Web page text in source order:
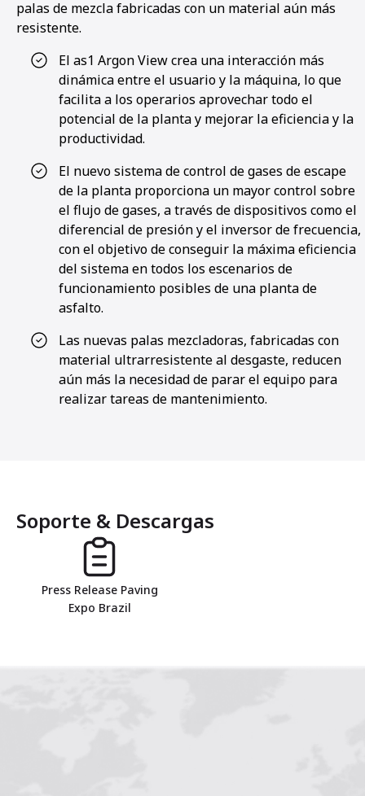
palas de mezcla fabricadas con un material aún más
resistente.
El as1 Argon View crea una interacción más
dinámica entre el usuario y la máquina, lo que
facilita a los operarios aprovechar todo el
potencial de la planta y mejorar la eficiencia y la
productividad.
El nuevo sistema de control de gases de escape
de la planta proporciona un mayor control sobre
el flujo de gases, a través de dispositivos como el
diferencial de presión y el inversor de frecuencia,
con el objetivo de conseguir la máxima eficiencia
del sistema en todos los escenarios de
funcionamiento posibles de una planta de
asfalto.
Las nuevas palas mezcladoras, fabricadas con
material ultrarresistente al desgaste, reducen
aún más la necesidad de parar el equipo para
realizar tareas de mantenimiento.
Soporte & Descargas
Press Release Paving
Expo Brazil